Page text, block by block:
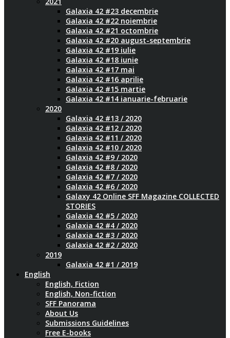
Galaxia 42 #23 decembrie
Galaxia 42 #22 noiembrie
Galaxia 42 #21 octombrie
Galaxia 42 #20 august-septembrie
Galaxia 42 #19 iulie
Galaxia 42 #18 iunie
Galaxia 42 #17 mai
Galaxia 42 #16 aprilie
Galaxia 42 #15 martie
Galaxia 42 #14 ianuarie-februarie
2020
Galaxia 42 #13 / 2020
Galaxia 42 #12 / 2020
Galaxia 42 #11 / 2020
Galaxia 42 #10 / 2020
Galaxia 42 #9 / 2020
Galaxia 42 #8 / 2020
Galaxia 42 #7 / 2020
Galaxia 42 #6 / 2020
Galaxy 42 Online SFF Magazine COLLECTED
STORIES
Galaxia 42 #5 / 2020
Galaxia 42 #4 / 2020
Galaxia 42 #3 / 2020
Galaxia 42 #2 / 2020
2019
Galaxia 42 #1 / 2019
English
English, Fiction
English, Non-fiction
SFF Panorama
About Us
Submissions Guidelines
Free E-books